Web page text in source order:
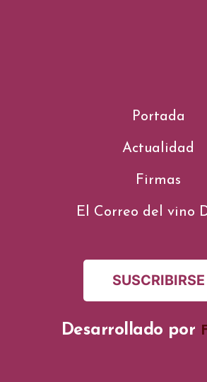
Portada
Actualidad
Firmas
El Correo del vino
SUSCRIBIRSE
Desarrollado por